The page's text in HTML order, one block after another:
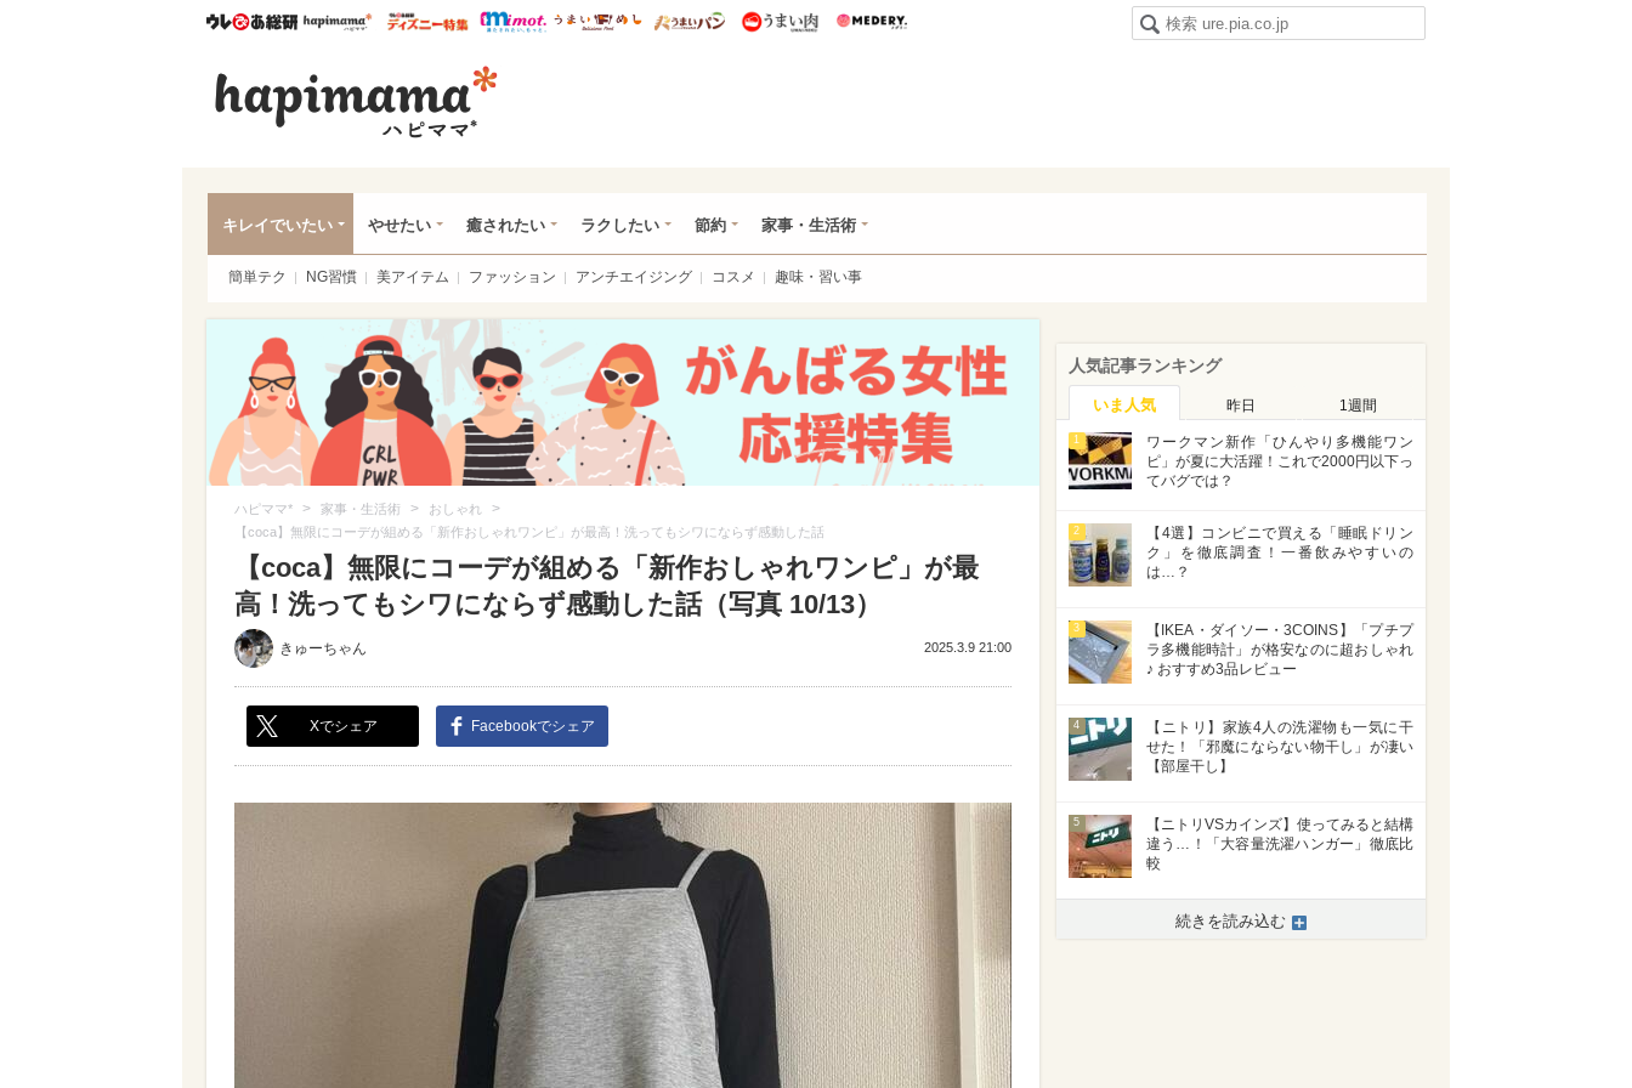
ウレぴあ総研ハピママ* ウレぴあ総研 ディズニー特集
mimot. うまいめし うまいパン うまい肉
キレイでいたい やせたい 癒されたい ラクしたい 節約 家事・生活術
簡単テク NG習慣 美アイテム ファッション アンチエイジング コスメ 趣味・習い事
ハピママ* > 家事・生活術 > おしゃれ >
【coca】無限にコーデが組める「新作おしゃれワンピ」が最高！洗ってもシワにならず感動した話
【coca】無限にコーデが組める「新作おしゃれワンピ」が最
高！洗ってもシワにならず感動した話（写真 10/13）
きゅーちゃん 2025.3.9 21:00
Xでシェア Facebookでシェア
人気記事ランキング
いま人気 昨日 1週間
1
ワークマン新作「ひんやり多機能ワン
ピ」が夏に大活躍！これで2000円以下っ
てバグでは？
2
【4選】コンビニで買える「睡眠ドリン
ク」を徹底調査！一番飲みやすいの
は…？
3
【IKEA・ダイソー・3COINS】「プチプ
ラ多機能時計」が格安なのに超おしゃれ
♪ おすすめ3品レビュー
4
【ニトリ】家族4人の洗濯物も一気に干
せた！「邪魔にならない物干し」が凄い
【部屋干し】
5
【ニトリVSカインズ】使ってみると結構
違う…！「大容量洗濯ハンガー」徹底比
較
続きを読み込む